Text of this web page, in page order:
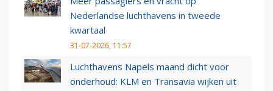
Nederlandse luchthavens in tweede
kwartaal
31-07-2026, 11:57
Luchthavens Napels maand dicht voor
onderhoud: KLM en Transavia wijken uit